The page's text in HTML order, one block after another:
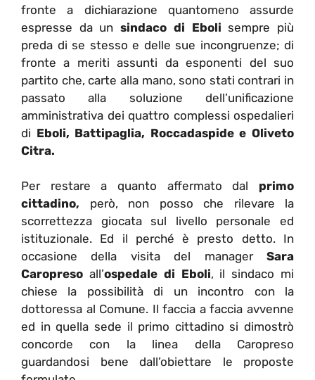
fronte a dichiarazione quantomeno assurde
espresse da unsindaco di Ebolisempre più
preda di se stesso e delle sue incongruenze; di
fronte a meriti assunti da esponenti del suo
partito che, carte alla mano, sono stati contrari in
passato alla soluzione dell’unificazione
amministrativa dei quattro complessi ospedalieri
di Eboli, Battipaglia, Roccadaspide e Oliveto
Citra.
Per restare a quanto affermato dal primo
cittadino, però, non posso che rilevare la
scorrettezza giocata sul livello personale ed
istituzionale. Ed il perché è presto detto. In
occasione della visita del manager Sara
Caropreso all’ospedale di Eboli, il sindaco mi
chiese la possibilità di un incontro con la
dottoressa al Comune. Il faccia a faccia avvenne
ed in quella sede il primo cittadino si dimostrò
concorde con la linea della Caropreso
guardandosi bene dall’obiettare le proposte